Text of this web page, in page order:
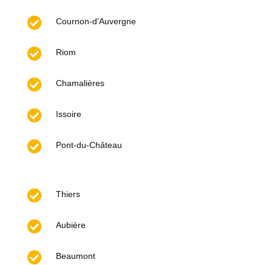
 Cournon-d'Auvergne
 Riom
 Chamalières
 Issoire
 Pont-du-Château
 Thiers
 Aubière
 Beaumont